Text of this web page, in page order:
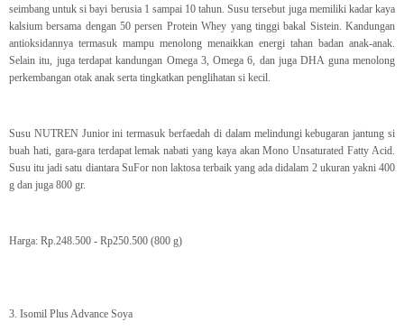
seimbang untuk si bayi berusia 1 sampai 10 tahun. Susu tersebut juga memiliki kadar kaya
kalsium bersama dengan 50 persen Protein Whey yang tinggi bakal Sistein. Kandungan
antioksidannya termasuk mampu menolong menaikkan energi tahan badan anak-anak.
Selain itu, juga terdapat kandungan Omega 3, Omega 6, dan juga DHA guna menolong
perkembangan otak anak serta tingkatkan penglihatan si kecil.
Susu NUTREN Junior ini termasuk berfaedah di dalam melindungi kebugaran jantung si
buah hati, gara-gara terdapat lemak nabati yang kaya akan Mono Unsaturated Fatty Acid.
Susu itu jadi satu diantara SuFor non laktosa terbaik yang ada didalam 2 ukuran yakni 400
g dan juga 800 gr.
Harga: Rp.248.500 - Rp250.500 (800 g)
3. Isomil Plus Advance Soya